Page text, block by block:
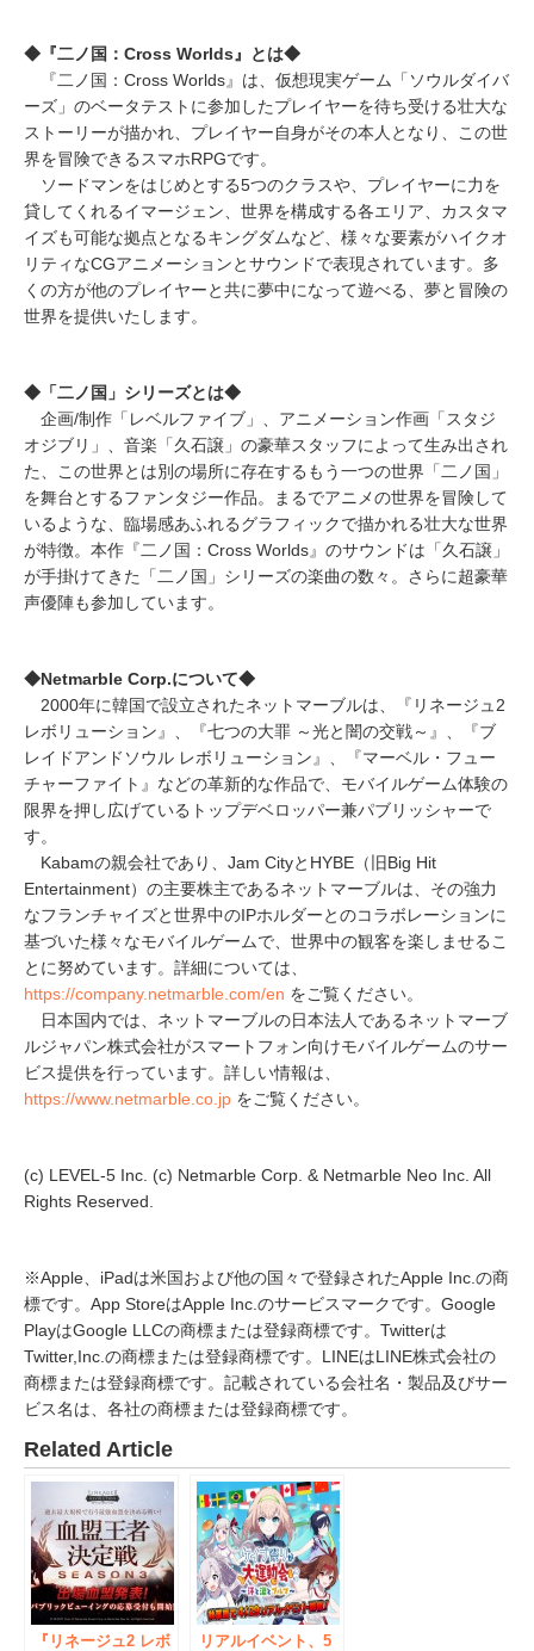
◆『二ノ国：Cross Worlds』とは◆
『二ノ国：Cross Worlds』は、仮想現実ゲーム「ソウルダイバ
ーズ」のベータテストに参加したプレイヤーを待ち受ける壮大な
ストーリーが描かれ、プレイヤー自身がその本人となり、この世
界を冒険できるスマホRPGです。
ソードマンをはじめとする5つのクラスや、プレイヤーに力を
貸してくれるイマージェン、世界を構成する各エリア、カスタマ
イズも可能な拠点となるキングダムなど、様々な要素がハイクオ
リティなCGアニメーションとサウンドで表現されています。多
くの方が他のプレイヤーと共に夢中になって遊べる、夢と冒険の
世界を提供いたします。
◆「二ノ国」シリーズとは◆
企画/制作「レベルファイブ」、アニメーション作画「スタジ
オジブリ」、音楽「久石譲」の豪華スタッフによって生み出され
た、この世界とは別の場所に存在するもう一つの世界「二ノ国」
を舞台とするファンタジー作品。まるでアニメの世界を冒険して
いるような、臨場感あふれるグラフィックで描かれる壮大な世界
が特徴。本作『二ノ国：Cross Worlds』のサウンドは「久石譲」
が手掛けてきた「二ノ国」シリーズの楽曲の数々。さらに超豪華
声優陣も参加しています。
◆Netmarble Corp.について◆
2000年に韓国で設立されたネットマーブルは、『リネージュ2
レボリューション』、『七つの大罪 ～光と闇の交戦～』、『ブ
レイドアンドソウル レボリューション』、『マーベル・フュー
チャーファイト』などの革新的な作品で、モバイルゲーム体験の
限界を押し広げているトップデベロッパー兼パブリッシャーで
す。
Kabamの親会社であり、Jam CityとHYBE（旧Big Hit
Entertainment）の主要株主であるネットマーブルは、その強力
なフランチャイズと世界中のIPホルダーとのコラボレーションに
基づいた様々なモバイルゲームで、世界中の観客を楽しませるこ
とに努めています。詳細については、
https://company.netmarble.com/en をご覧ください。
日本国内では、ネットマーブルの日本法人であるネットマーブ
ルジャパン株式会社がスマートフォン向けモバイルゲームのサー
ビス提供を行っています。詳しい情報は、
https://www.netmarble.co.jp をご覧ください。
(c) LEVEL-5 Inc. (c) Netmarble Corp. & Netmarble Neo Inc. All
Rights Reserved.
※Apple、iPadは米国および他の国々で登録されたApple Inc.の商
標です。App StoreはApple Inc.のサービスマークです。Google
PlayはGoogle LLCの商標または登録商標です。Twitterは
Twitter,Inc.の商標または登録商標です。LINEはLINE株式会社の
商標または登録商標です。記載されている会社名・製品及びサー
ビス名は、各社の商標または登録商標です。
Related Article
『リネージュ2 レボ
リアルイベント、5